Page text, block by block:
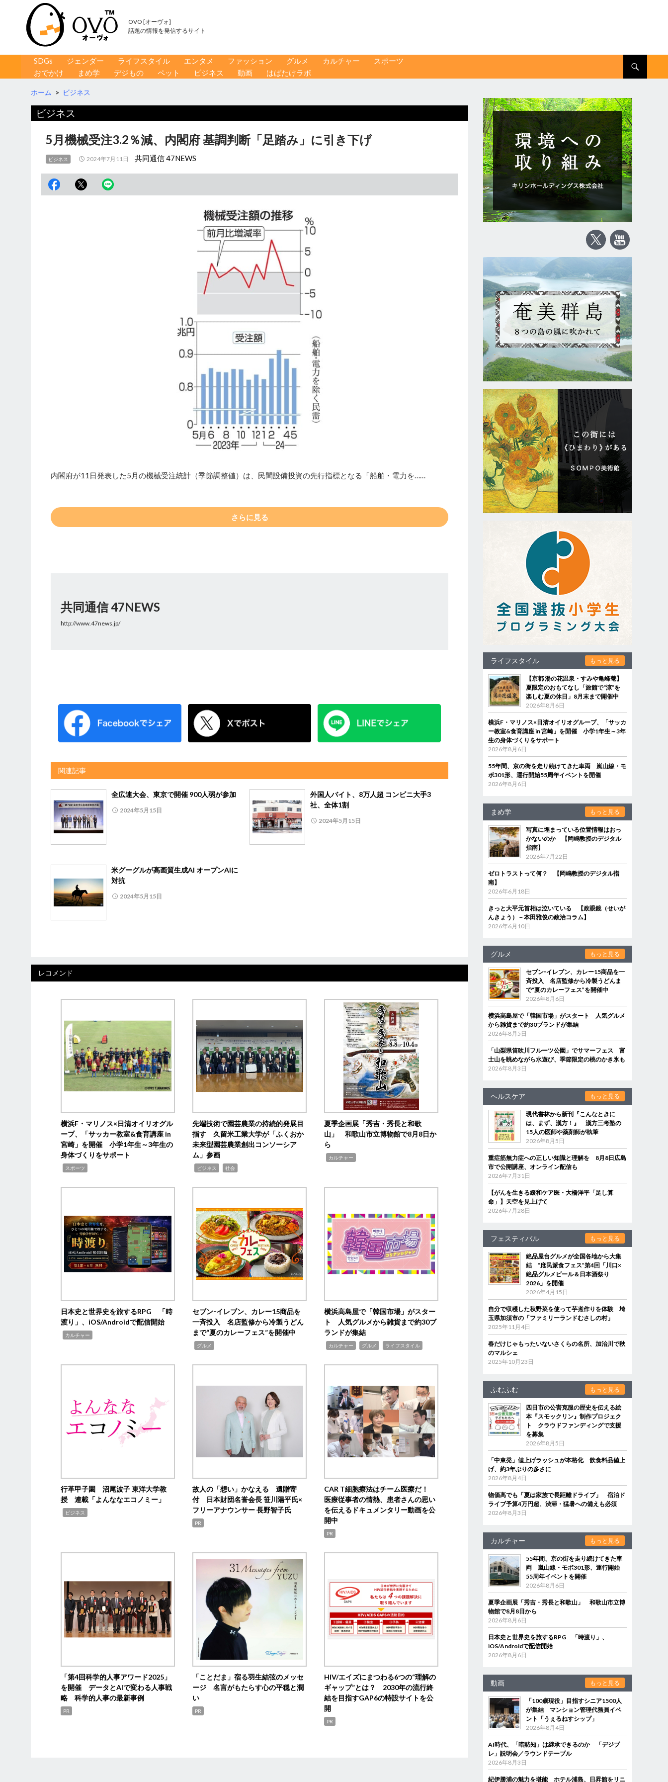
OVO [オーヴォ]
話題の情報を発信するサイト
コンテンツへ移動
SDGs ジェンダー ライフスタイル エンタメ ファッション グルメ カルチャー
スポーツ
おでかけ
まめ学 デジもの ペット ビジネス 動画 はばたけラボ
ホーム > ビジネス
ビジネス
5月機械受注3.2％減、内閣府 基調判断「足踏み」に引き下げ
ビジネス 2024年7月11日 共同通信 47NEWS
内閣府が11日発表した5月の機械受注統計（季節調整値）は、民間設備投資の先行指標となる「船舶・電力を……
さらに見る
共同通信 47NEWS
http://www.47news.jp/
関連記事
全広連大会、東京で開催 900人弱が参加
2024年5月15日
外国人バイト、8万人超 コンビニ大手3
社、全体1割
2024年5月15日
米グーグルが高画質生成AI オープンAIに
対抗
2024年5月15日
レコメンド
横浜F・マリノス×日清オイリオグル
ープ、「サッカー教室&食育講座 in
宮崎」を開催 小学1年生～3年生の
身体づくりをサポート
スポーツ
先端技術で園芸農業の持続的発展目
指す 久留米工業大学が「ふくおか
未来型園芸農業創出コンソーシア
ム」参画
ビジネス 社会
夏季企画展「秀吉・秀長と和歌
山」 和歌山市立博物館で8月8日か
ら
カルチャー
日本史と世界史を旅するRPG 「時
渡り」、iOS/Androidで配信開始
カルチャー
セブン‐イレブン、カレー15商品を
一斉投入 名店監修から冷製うどん
まで“夏のカレーフェス”を開催中
グルメ
横浜高島屋で「韓国市場」がスター
ト 人気グルメから雑貨まで約30ブ
ランドが集結
カルチャー グルメ ライフスタイル
行革甲子園 沼尾波子 東洋大学教
授 連載「よんななエコノミー」
ビジネス
故人の「想い」かなえる 遺贈寄
付 日本財団名誉会長 笹川陽平氏×
フリーアナウンサー 長野智子氏
PR
CAR T細胞療法はチーム医療だ！
医療従事者の情熱、患者さんの思い
を伝えるドキュメンタリー動画を公
開中
PR
「第4回科学的人事アワード2025」
を開催 データとAIで変わる人事戦
略 科学的人事の最新事例
PR
「ことだま」宿る羽生結弦のメッセ
ージ 名言がもたらす心の平穏と潤
い
PR
HIV/エイズにまつわる6つの“理解の
ギャップ”とは？ 2030年の流行終
結を目指すGAP6の特設サイトを公
開
PR
ライフスタイル もっと見る
【京都 湯の花温泉・すみや亀峰菴】
夏限定のおもてなし「旅館で“涼”を
楽しむ夏の休日」8月末まで開催中
2026年8月6日
横浜F・マリノス×日清オイリオグループ、「サッカ
ー教室&食育講座 in 宮崎」を開催 小学1年生～3年
生の身体づくりをサポート
2026年8月6日
55年間、京の街を走り続けてきた車両 嵐山線・モ
ボ301形、運行開始55周年イベントを開催
2026年8月6日
まめ学 もっと見る
写真に埋まっている位置情報はおっ
かないのか 【岡嶋教授のデジタル
指南】
2026年7月22日
ゼロトラストって何？ 【岡嶋教授のデジタル指
南】
2026年6月18日
きっと大平元首相は泣いている 【政眼鏡（せいが
んきょう）－本田雅俊の政治コラム】
2026年6月10日
グルメ もっと見る
セブン‐イレブン、カレー15商品を一
斉投入 名店監修から冷製うどんま
で“夏のカレーフェス”を開催中
2026年8月6日
横浜高島屋で「韓国市場」がスタート 人気グルメ
から雑貨まで約30ブランドが集結
2026年8月5日
「山梨県笛吹川フルーツ公園」でサマーフェス 富
士山を眺めながら水遊び、季節限定の桃のかき氷も
2026年8月3日
ヘルスケア もっと見る
現代書林から新刊『こんなときに
は、まず、漢方！』 漢方三考塾の
15人の医師や薬剤師が執筆
2026年8月5日
重症筋無力症への正しい知識と理解を 8月8日広島
市で公開講座、オンライン配信も
2026年7月31日
【がんを生きる緩和ケア医・大橋洋平「足し算
命」】天空を見上げて
2026年7月28日
フェスティバル もっと見る
絶品屋台グルメが全国各地から大集
結 “庶民派食フェス”第4回「川口×
絶品グルメビール＆日本酒祭り
2026」を開催
2026年4月15日
自分で収穫した秋野菜を使って芋煮作りを体験 埼
玉県加須市の「ファミリーランドむさしの村」
2025年11月4日
春だけじゃもったいないさくらの名所、加治川で秋
のマルシェ
2025年10月23日
ふむふむ もっと見る
四日市の公害克服の歴史を伝える絵
本『スモックリン』制作プロジェク
ト クラウドファンディングで支援
を募集
2026年8月5日
「中東発」値上げラッシュが本格化 飲食料品値上
げ、約3年ぶりの多さに
2026年8月4日
物価高でも「夏は家族で長距離ドライブ」 宿泊ド
ライブ予算4万円超、渋滞・猛暑への備えも必須
2026年8月3日
カルチャー もっと見る
55年間、京の街を走り続けてきた車
両 嵐山線・モボ301形、運行開始
55周年イベントを開催
2026年8月6日
夏季企画展「秀吉・秀長と和歌山」 和歌山市立博
物館で8月8日から
2026年8月6日
日本史と世界史を旅するRPG 「時渡り」、
iOS/Androidで配信開始
2026年8月6日
動画 もっと見る
「100歳現役」目指すシニア1500人
が集結 マンション管理代務員イベ
ント「うぇるねすシップ」
2026年8月4日
AI時代、「暗黙知」は継承できるのか 「デジブ
レ」説明会／ラウンドテーブル
2026年8月3日
紀伊勝浦の魅力を堪能 ホテル浦島、日昇館をリニ